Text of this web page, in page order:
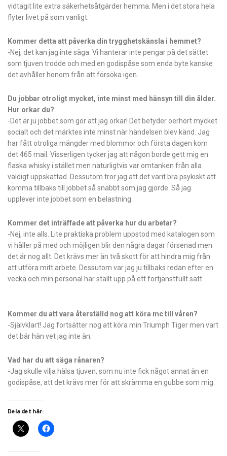
vidtagit lite extra säkerhetsåtgärder hemma. Men i det stora hela
flyter livet på som vanligt.
Kommer detta att påverka din trygghetskänsla i hemmet?
-Nej, det kan jag inte säga. Vi hanterar inte pengar på det sättet
som tjuven trodde och med en godispåse som enda byte kanske
det avhåller honom från att försöka igen.
Du jobbar otroligt mycket, inte minst med hänsyn till din ålder.
Hur orkar du?
-Det är ju jobbet som gör att jag orkar! Det betyder oerhört mycket
socialt och det märktes inte minst när händelsen blev känd. Jag
har fått otroliga mängder med blommor och första dagen kom
det 465 mail. Visserligen tycker jag att någon borde gett mig en
flaska whisky i stället men naturligtvis var omtanken från alla
väldigt uppskattad. Dessutom tror jag att det varit bra psykiskt att
komma tillbaks till jobbet så snabbt som jag gjorde. Så jag
upplever inte jobbet som en belastning.
Kommer det inträffade att påverka hur du arbetar?
-Nej, inte alls. Lite praktiska problem uppstod med katalogen som
vi håller på med och möjligen blir den några dagar försenad men
det är nog allt. Det krävs mer än två skott för att hindra mig från
att utföra mitt arbete. Dessutom var jag ju tillbaks redan efter en
vecka och min personal har ställt upp på ett förtjänstfullt sätt.
Kommer du att vara återställd nog att köra mc till våren?
-Självklart! Jag fortsätter nog att köra min Triumph Tiger men vart
det bär hän vet jag inte än.
Vad har du att säga rånaren?
-Jag skulle vilja hälsa tjuven, som nu inte fick något annat än en
godispåse, att det krävs mer för att skrämma en gubbe som mig.
Dela det här: